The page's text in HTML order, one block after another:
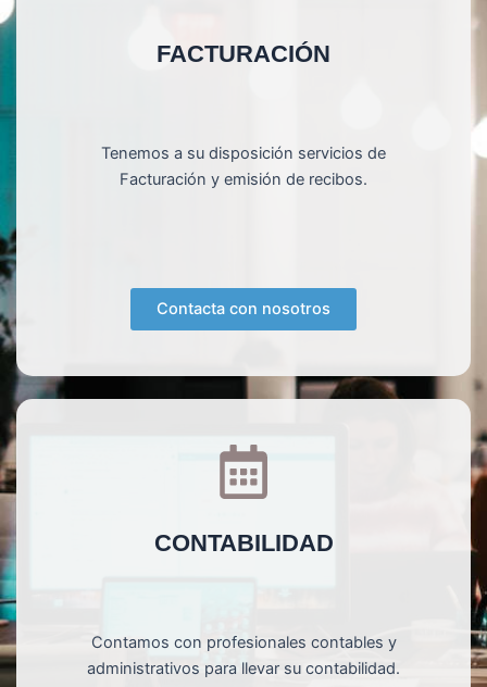
FACTURACIÓN
Tenemos a su disposición servicios de
Facturación y emisión de recibos.
Contacta con nosotros
CONTABILIDAD
Contamos con profesionales contables y
administrativos para llevar su contabilidad.